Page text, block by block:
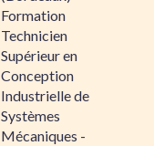
Formation
Technicien
Supérieur en
Conception
Industrielle de
Systèmes
Mécaniques -